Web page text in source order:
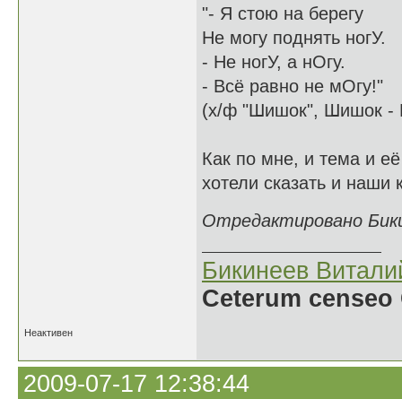
"- Я стою на берегу
Не могу поднять ногУ.
- Не ногУ, а нОгу.
- Всё равно не мОгу!"
(х/ф "Шишок", Шишок -
Как по мне, и тема и
хотели сказать и наши
Отредактировано
Бикинеев
Ceterum
Неактивен
2009-07-17 12:38:44